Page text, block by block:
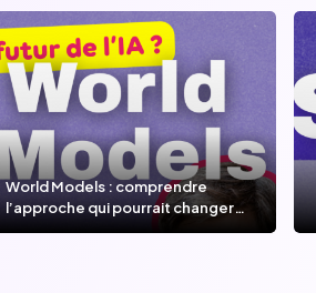
World Models : comprendre
l’approche qui pourrait changer